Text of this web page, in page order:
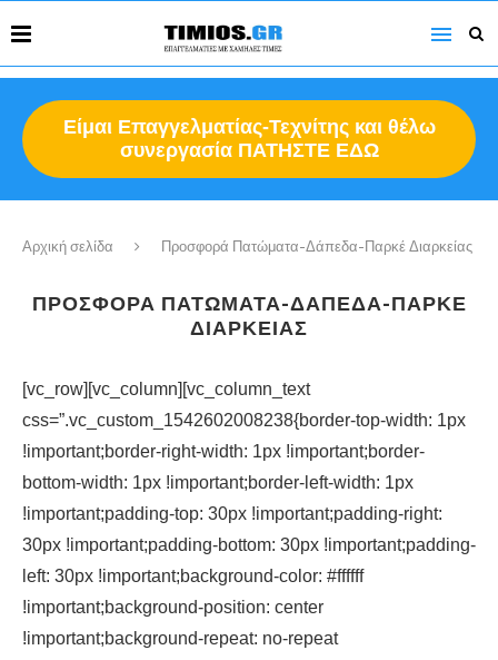
Είμαι Επαγγελματίας-Τεχνίτηςκαι θέλω
συνεργασία ΠΑΤΗΣΤΕ ΕΔΩ
Αρχική σελίδα Προσφορά Πατώματα-Δάπεδα-Παρκέ Διαρκείας
ΠΡΟΣΦΟΡΆ ΠΑΤΏΜΑΤΑ-ΔΆΠΕΔΑ-ΠΑΡΚΈ
ΔΙΑΡΚΕΊΑΣ
[vc_row][vc_column][vc_column_text
css=”.vc_custom_1542602008238{border-top-width: 1px
!important;border-right-width: 1px !important;border-
bottom-width: 1px !important;border-left-width: 1px
!important;padding-top: 30px !important;padding-right:
30px !important;padding-bottom: 30px !important;padding-
left: 30px !important;background-color: #ffffff
!important;background-position: center
!important;background-repeat: no-repeat